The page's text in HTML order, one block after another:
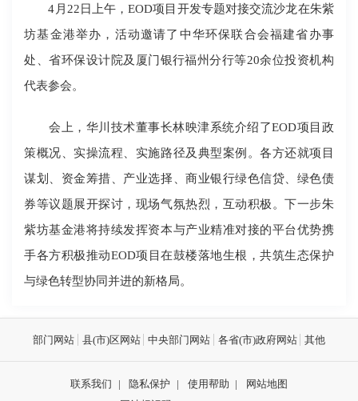
4月22日上午，EOD项目开发专题对接交流沙龙在朱紫
坊基金港举办，活动邀请了中华环保联合会福建省办事
处、省环保设计院及厦门银行福州分行等20余位投资机构
代表参会。
会上，华川技术董事长林映津系统介绍了EOD项目政
策概况、实操流程、实施路径及典型案例。各方还就项目
谋划、资金筹措、产业选择、商业银行绿色信贷、绿色债
券等议题展开探讨，现场气氛热烈，互动积极。下一步朱
紫坊基金港将持续发挥资本与产业精准对接的平台优势携
手各方积极推动EOD项目在鼓楼落地生根，共筑生态保护
与绿色转型协同并进的新格局。
部门网站 县(市)区网站 中央部门网站 各省(市)政府网站 其他
联系我们 | 隐私保护 | 使用帮助 |
网站地图